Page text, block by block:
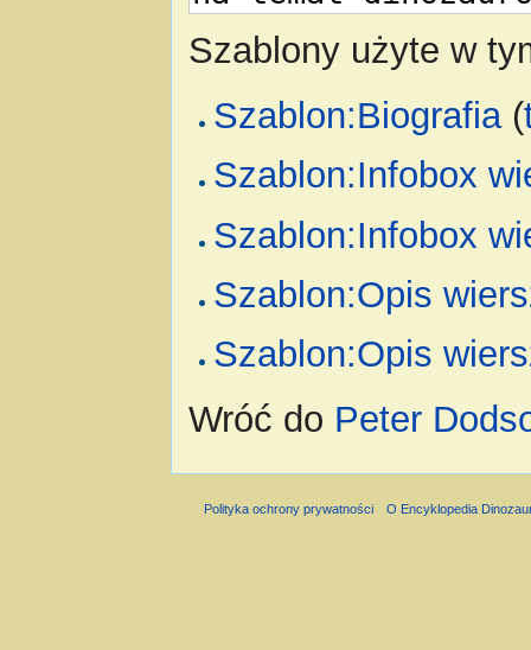
Szablony użyte w
Szablon:Biografia(
Szablon:Infobox
Szablon:Infobox
Szablon:Opis
Szablon:Opis
Wróć do Peter
Polityka ochrony prywatności O Encyklopedia